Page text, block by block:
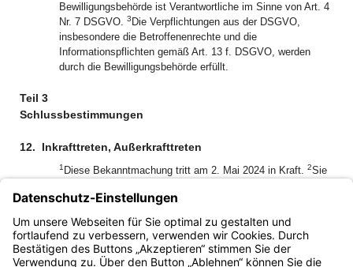
Bewilligungsbehörde ist Verantwortliche im Sinne von Art. 4
Nr. 7 DSGVO. 3 Die Verpflichtungen aus der DSGVO,
insbesondere die Betroffenenrechte und die
Informationspflichten gemäß Art. 13 f. DSGVO, werden
durch die Bewilligungsbehörde erfüllt.
Teil 3
Schlussbestimmungen
12. Inkrafttreten, Außerkrafttreten
1 Diese Bekanntmachung tritt am 2. Mai 2024 in Kraft. 2Sie
Dr. Winfried Brechmann
Ministerialdirektor